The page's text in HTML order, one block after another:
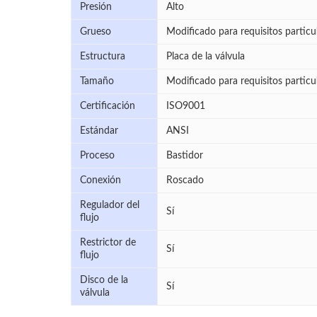
Presión Alto
Grueso Modificado para requisitos
Estructura Placa de la válvula
Tamaño Modificado para requisitos
Certificación ISO9001
Estándar ANSI
Proceso Bastidor
Conexión Roscado
Regulador del
flujo
Sí
Restrictor de
flujo
Sí
Disco de la
válvula
Sí